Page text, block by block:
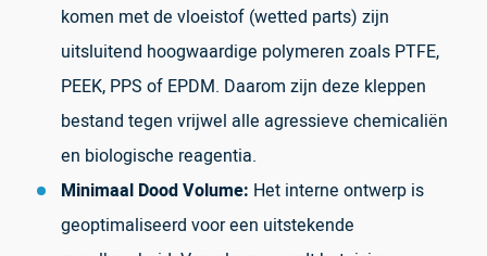
komen met de vloeistof (wetted parts) zijn
uitsluitend hoogwaardige polymeren zoals PTFE,
PEEK, PPS of EPDM. Daarom zijn deze kleppen
bestand tegen vrijwel alle agressieve chemicaliën
en biologische reagentia.
Minimaal Dood Volume: Het interne ontwerp is
geoptimaliseerd voor een uitstekende